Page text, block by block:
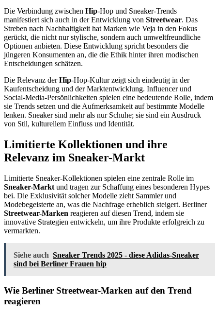
Die Verbindung zwischen Hip-Hop und Sneaker-Trends
manifestiert sich auch in der Entwicklung von Streetwear. Das
Streben nach Nachhaltigkeit hat Marken wie Veja in den Fokus
gerückt, die nicht nur stylische, sondern auch umweltfreundliche
Optionen anbieten. Diese Entwicklung spricht besonders die
jüngeren Konsumenten an, die die Ethik hinter ihren modischen
Entscheidungen schätzen.
Die Relevanz derHip-Hop-Kultur zeigt sich eindeutig in der
Kaufentscheidung und der Marktentwicklung. Influencer und
Social-Media-Persönlichkeiten spielen eine bedeutende Rolle, indem
sie Trends setzen und die Aufmerksamkeit auf bestimmte Modelle
lenken. Sneaker sind mehr als nur Schuhe; sie sind ein Ausdruck
von Stil, kulturellem Einfluss und Identität.
Limitierte Kollektionen und ihre
Relevanz im Sneaker-Markt
Limitierte Sneaker-Kollektionen spielen eine zentrale Rolle im
Sneaker-Markt und tragen zur Schaffung eines besonderen Hypes
bei. Die Exklusivität solcher Modelle zieht Sammler und
Modebegeisterte an, was die Nachfrage erheblich steigert. Berliner
Streetwear-Marken reagieren auf diesen Trend, indem sie
innovative Strategien entwickeln, um ihre Produkte erfolgreich zu
vermarkten.
Siehe auch Sneaker Trends 2025 - diese Adidas-Sneaker
sind bei Berliner Frauen hip
Wie Berliner Streetwear-Marken auf den Trend
reagieren